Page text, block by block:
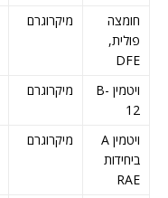
חומצה
פולית,
DFE
מיקרוגרם
ויטמין B-
12
מיקרוגרם
ויטמין A
ביחידות
RAE
מיקרוגרם